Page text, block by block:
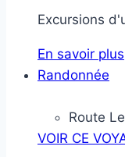
Excursions
En savoir plus
Randonnée
Route
VOIR CE